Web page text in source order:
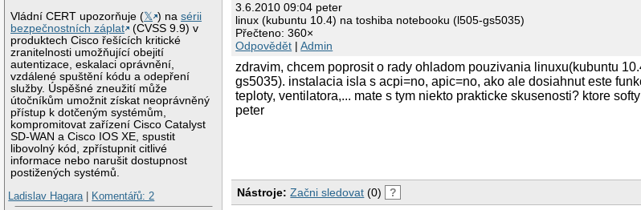
Vládní CERT upozorňuje (𝕏 ) nasérii
bezpečnostních záplat
(CVSS 9.9) v
produktech Cisco řešících kritické
zranitelnosti umožňující obejití
autentizace, eskalaci oprávnění,
vzdálené spuštění kódu a odepření
služby. Úspěšné zneužití může
útočníkům umožnit získat neoprávněný
přístup k dotčeným systémům,
kompromitovat zařízení Cisco Catalyst
SD-WAN a Cisco IOS XE, spustit
libovolný kód, zpřístupnit citlivé
informace nebo narušit dostupnost
postižených systémů.
Ladislav Hagara| Komentářů: 2
3.6.2010 09:04 peter
linux (kubuntu 10.4) na toshiba notebooku (l505-gs5035)
Přečteno: 360×
Odpovědět |Admin
zdravim, chcem poprosit o rady ohladom pouzivania linuxu(kubuntu
gs5035). instalacia isla s acpi=no, apic=no, ako ale dosiahnut este
teploty, ventilatora,... mate s tym niekto prakticke skusenosti? ktore
peter
Nástroje: Začni sledovat (0) ?